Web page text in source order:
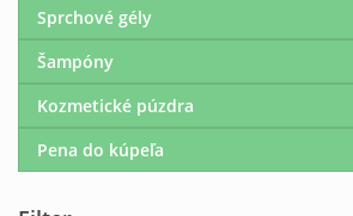
Sprchové gély
Šampóny
Kozmetické púzdra
Pena do kúpeľa